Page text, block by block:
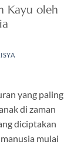
Kayu oleh
yang paling
di zaman
diciptakan
mulai